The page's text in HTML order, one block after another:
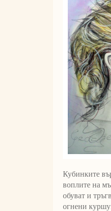
Кубинките
воплите на
обуват и
огнени